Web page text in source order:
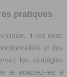
pratiques
il est donc
et des
les stratégies
et adaptez-les à